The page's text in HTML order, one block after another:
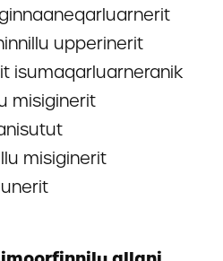
upperinerit
isumaqarluarneranik
misiginerit
misiginerit